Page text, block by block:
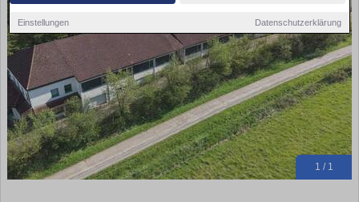
Einstellungen Datenschutzerklärung
1 / 1